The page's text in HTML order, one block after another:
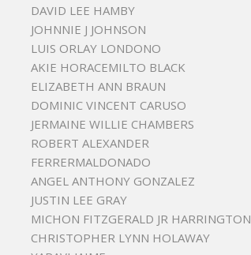
DAVID LEE HAMBY
JOHNNIE J JOHNSON
LUIS ORLAY LONDONO
AKIE HORACEMILTO BLACK
ELIZABETH ANN BRAUN
DOMINIC VINCENT CARUSO
JERMAINE WILLIE CHAMBERS
ROBERT ALEXANDER
FERRERMALDONADO
ANGEL ANTHONY GONZALEZ
JUSTIN LEE GRAY
MICHON FITZGERALD JR HARRINGTON
CHRISTOPHER LYNN HOLAWAY